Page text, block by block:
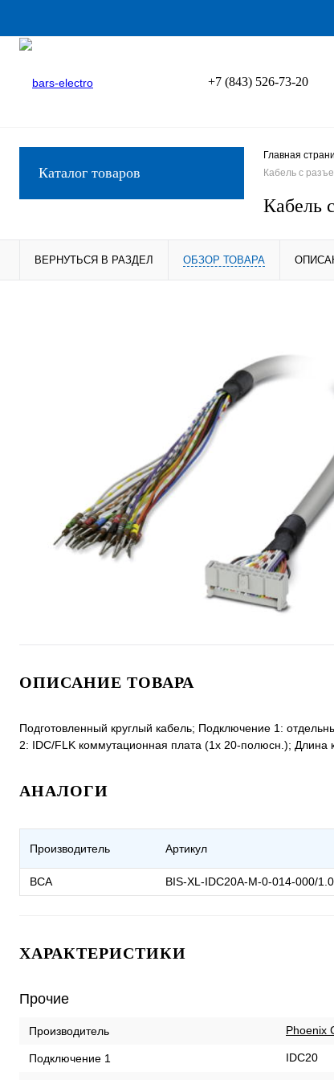
+7 (843) 526-73-20
Каталог товаров
Главная
Кабель с
Кабель
ВЕРНУТЬСЯ В РАЗДЕЛ ОБЗОР ТОВАРА
ОПИСАНИЕ ТОВАРА
Подготовленный круглый кабель; Подключение 1:
2: IDC/FLK коммутационная плата (1x 20-полюсн.); Длина
АНАЛОГИ
Производитель Артикул
ВСА BIS-XL-IDC20A-M-0-014-000/1.0
ХАРАКТЕРИСТИКИ
Прочие
Производитель Phoenix
Подключение 1 IDC20